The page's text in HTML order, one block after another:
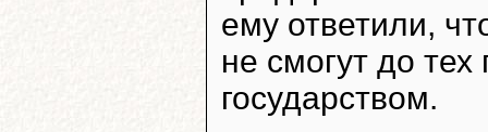
ему ответили,
не смогут до
государством.